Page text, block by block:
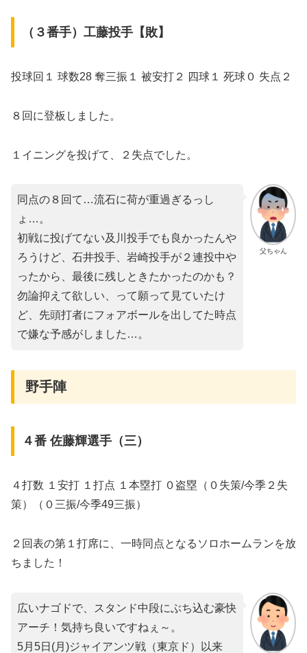
（３番手）工藤投手【敗】
投球回１ 球数28 奪三振１ 被安打２ 四球１ 死球０ 失点２
８回に登板しました。
１イニングを投げて、２失点でした。
父ちゃん
同点の８回て…流石に荷が重過ぎるっし
ょ…。
初戦に投げてない及川投手でも良かったんや
ろうけど、石井投手、岩崎投手が２連投中や
ったから、最後に残しときたかったのかも？
勿論抑えて欲しい、って願って見ていたけ
ど、先頭打者にフォアボールを出してた時点
で嫌な予感がしました…。
野手陣
４番 佐藤輝選手（三）
４打数 １安打 １打点 １本塁打 ０盗塁（０失策/今季２失
策）（０三振/今季49三振）
２回表の第１打席に、一時同点となるソロホームランを放
ちました！
広いナゴドで、スタンド中段にぶち込む豪快
アーチ！気持ち良いですねぇ～。
5月5日(月)ジャイアンツ戦（東京ド）以来